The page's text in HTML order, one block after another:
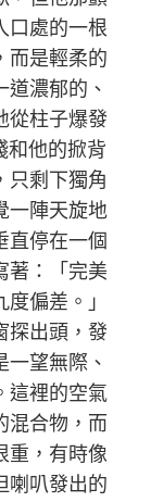
口處的一根
而是輕柔的
濃郁的、
從柱子爆發
和他的掀背
只剩下獨角
一陣天旋地
直停在一個
著：「完美
偏差。」
探出頭，發
望無際、
這裡的空氣
混合物，而
重，有時像
喇叭發出的